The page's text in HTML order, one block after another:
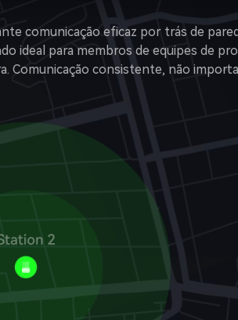
comunicação eficaz por trás de
ideal para membros de equipes de
Comunicação consistente, não